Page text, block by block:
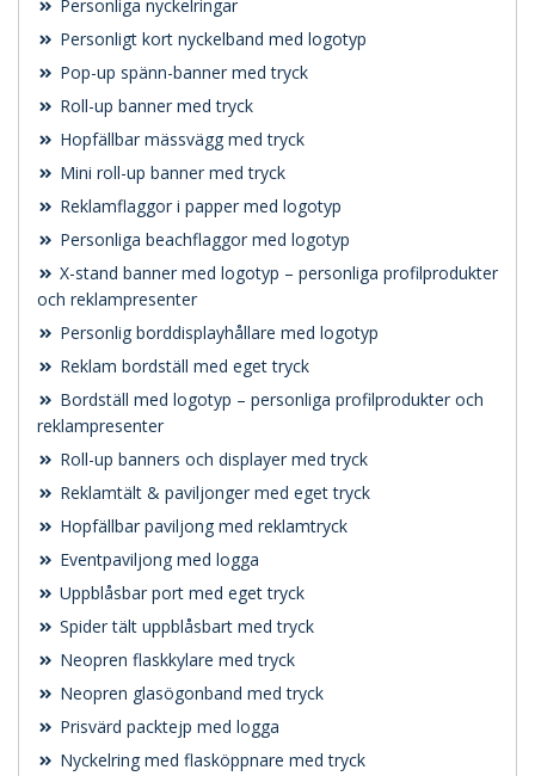
Personliga nyckelringar
Personligt kort nyckelband med logotyp
Pop-up spänn-banner med tryck
Roll-up banner med tryck
Hopfällbar mässvägg med tryck
Mini roll-up banner med tryck
Reklamflaggor i papper med logotyp
Personliga beachflaggor med logotyp
X-stand banner med logotyp – personliga profilprodukter
och reklampresenter
Personlig borddisplayhållare med logotyp
Reklam bordställ med eget tryck
Bordställ med logotyp – personliga profilprodukter och
reklampresenter
Roll-up banners och displayer med tryck
Reklamtält & paviljonger med eget tryck
Hopfällbar paviljong med reklamtryck
Eventpaviljong med logga
Uppblåsbar port med eget tryck
Spider tält uppblåsbart med tryck
Neopren flaskkylare med tryck
Neopren glasögonband med tryck
Prisvärd packtejp med logga
Nyckelring med flasköppnare med tryck